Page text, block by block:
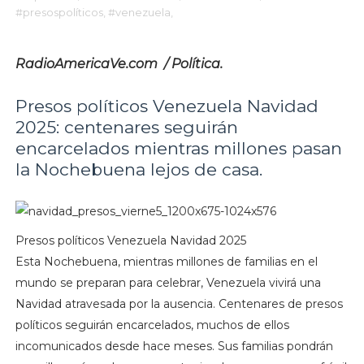
#presospolíticos, #venezuela,
RadioAmericaVe.com / Política.
Presos políticos Venezuela Navidad
2025: centenares seguirán
encarcelados mientras millones pasan
la Nochebuena lejos de casa.
Presos políticos Venezuela Navidad 2025
Esta Nochebuena, mientras millones de familias en el
mundo se preparan para celebrar, Venezuela vivirá una
Navidad atravesada por la ausencia. Centenares de presos
políticos seguirán encarcelados, muchos de ellos
incomunicados desde hace meses. Sus familias pondrán